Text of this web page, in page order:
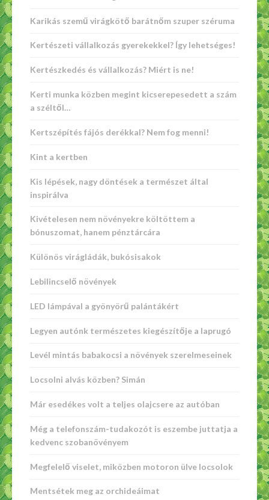
Karikás szemű virágkötő barátnőm szuper széruma
Kertészeti vállalkozás gyerekekkel? Így lehetséges!
Kertészkedés és vállalkozás? Miért is ne!
Kerti munka közben megint kicserepesedett a szám
a széltől…
Kertszépítés fájós derékkal? Nem fog menni!
Kint a kertben
Kis lépések, nagy döntések a természet által
inspirálva
Kivételesen nem növényekre költöttem a
bónuszomat, hanem pénztárcára
Különös virágládák, bukósisakok
Lebilincselő növények
LED lámpával a gyönyörű palántákért
Legyen autónk természetes kiegészítője a laprugó
Levél mintás babakocsi a növények szerelmeseinek
Locsolni alvás közben? Simán
Már esedékes volt a teljes olajcsere az autóban
Még a telefonszám-tudakozót is eszembe juttatja a
kedvenc szobanövényem
Megfelelő viselet, miközben motoron ülve locsolok
Mentsétek meg az orchideáimat